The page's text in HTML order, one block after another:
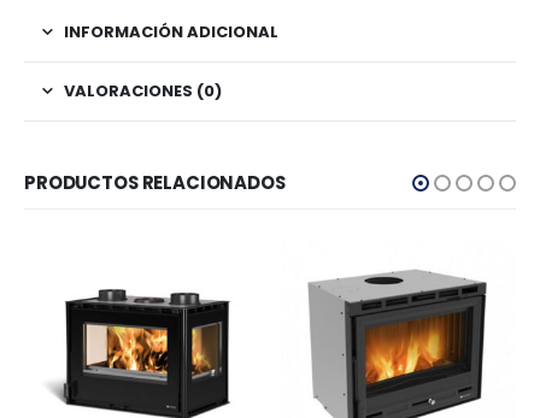
INFORMACIÓN ADICIONAL
VALORACIONES (0)
PRODUCTOS RELACIONADOS